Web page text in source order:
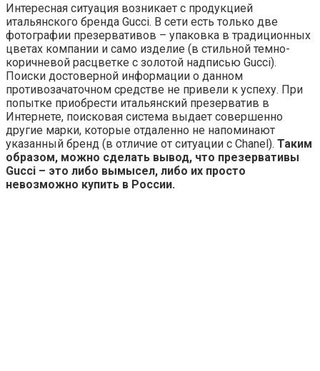
Интересная ситуация возникает с продукцией
итальянского бренда Gucci. В сети есть только две
фотографии презервативов – упаковка в традиционных
цветах компании и само изделие (в стильной темно-
коричневой расцветке с золотой надписью Gucci).
Поиски достоверной информации о данном
противозачаточном средстве не привели к успеху. При
попытке приобрести итальянский презерватив в
Интернете, поисковая система выдает совершенно
другие марки, которые отдаленно не напоминают
указанный бренд (в отличие от ситуации с Chanel). Таким
образом, можно сделать вывод, что презервативы
Gucci – это либо вымысел, либо их просто
невозможно купить в России.